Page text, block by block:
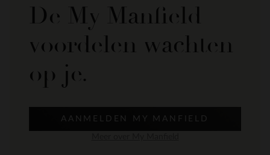
De My Manfield
voordelen wachten
op je.
AANMELDEN MY MANFIELD